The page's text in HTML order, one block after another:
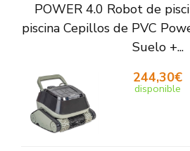
POWER 4.0 Robot de
piscina Cepillos de PVC
Suelo +...
244,30€
disponible